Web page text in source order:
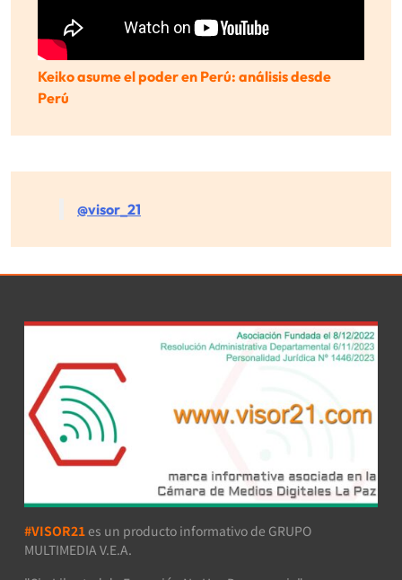
Keiko asume el poder en Perú: análisis desde
Perú
@visor_21
#VISOR21 es un producto informativo de GRUPO
MULTIMEDIA V.E.A.